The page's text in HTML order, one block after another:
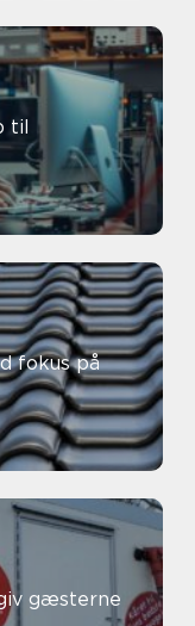
fokus på
gæsterne